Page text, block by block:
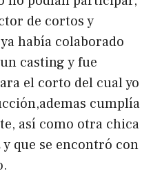
de cortos y
había colaborado
casting y fue
el corto del cual yo
cumplía
así como otra chica
que se encontró con